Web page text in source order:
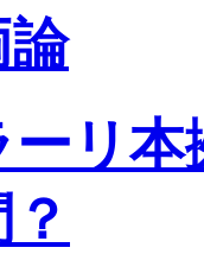
論
ーリ